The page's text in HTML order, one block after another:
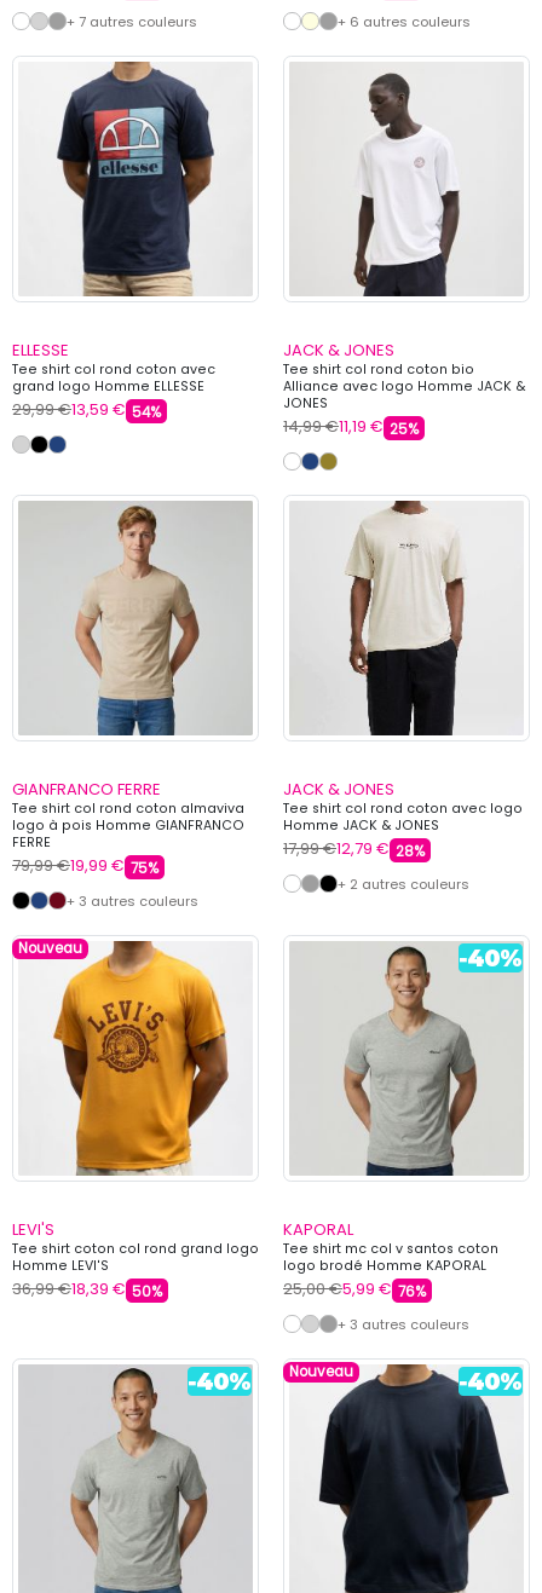
+ 7 autres couleurs
+ 6 autres couleurs
ELLESSE
Tee shirt col rond coton avec
grand logo Homme ELLESSE
29,99 €13,59 € 54%
JACK & JONES
Tee shirt col rond coton bio
Alliance avec logo Homme JACK &
JONES
14,99 €11,19 € 25%
GIANFRANCO FERRE
Tee shirt col rond coton almaviva
logo à pois Homme GIANFRANCO
FERRE
79,99 €19,99 € 75%
+ 3 autres couleurs
JACK & JONES
Tee shirt col rond coton avec logo
Homme JACK & JONES
17,99 €12,79 € 28%
+ 2 autres couleurs
Nouveau
LEVI'S
Tee shirt coton col rond grand logo
Homme LEVI'S
36,99 €18,39 € 50%
KAPORAL
Tee shirt mc col v santos coton
logo brodé Homme KAPORAL
25,00 €5,99 € 76%
+ 3 autres couleurs
Nouveau